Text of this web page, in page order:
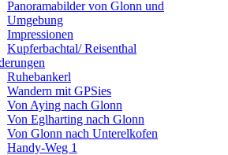
Panoramabilder von Glonn und
Umgebung
Impressionen
Kupferbachtal/ Reisenthal
Ruhebankerl
Wandern mit GPSies
Von Aying nach Glonn
Von Eglharting nach Glonn
Von Glonn nach Unterelkofen
Handy-Weg 1